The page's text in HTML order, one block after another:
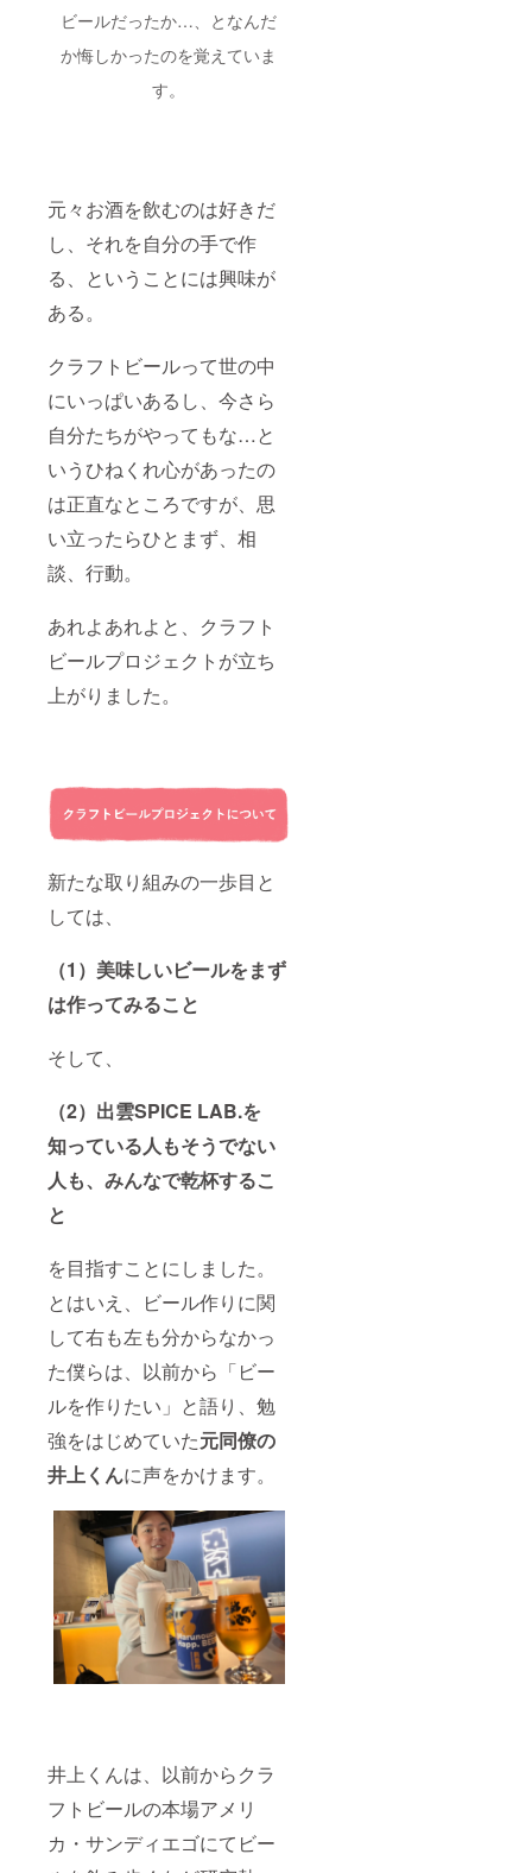
ビールだったか…、となんだ
か悔しかったのを覚えていま
す。
元々お酒を飲むのは好きだ
し、それを自分の手で作
る、ということには興味が
ある。
クラフトビールって世の中
にいっぱいあるし、今さら
自分たちがやってもな…と
いうひねくれ心があったの
は正直なところですが、思
い立ったらひとまず、相
談、行動。
あれよあれよと、クラフト
ビールプロジェクトが立ち
上がりました。
新たな取り組みの一歩目と
しては、
（1）美味しいビールをまず
は作ってみること
そして、
（2）出雲SPICE LAB.を
知っている人もそうでない
人も、みんなで乾杯するこ
と
を目指すことにしました。
とはいえ、ビール作りに関
して右も左も分からなかっ
た僕らは、以前から「ビー
ルを作りたい」と語り、勉
強をはじめていた元同僚の
井上くんに声をかけます。
井上くんは、以前からクラ
フトビールの本場アメリ
カ・サンディエゴにてビー